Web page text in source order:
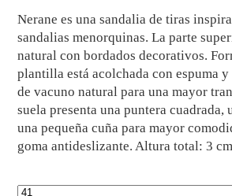
Nerane es una sandalia de tiras
sandalias menorquinas. La parte
natural con bordados decorativos.
plantilla está acolchada con espuma
de vacuno natural para una mayor
suela presenta una puntera cuadrada,
una pequeña cuña para mayor
goma antideslizante. Altura total: 3